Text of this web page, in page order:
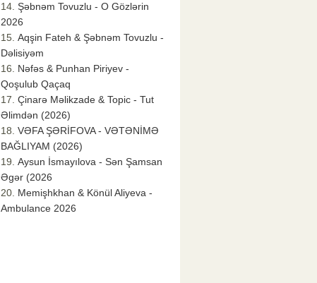
Şəbnəm Tovuzlu - O Gözlərin
2026
Aqşin Fateh & Şəbnəm Tovuzlu -
Dəlisiyəm
Nəfəs & Punhan Piriyev -
Qoşulub Qaçaq
Çinarə Məlikzade & Topic - Tut
Əlimdən (2026)
VƏFA ŞƏRİFOVA - VƏTƏNİMƏ
BAĞLIYAM (2026)
Aysun İsmayılova - Sən Şamsan
Əgər (2026
Memişhkhan & Könül Aliyeva -
Ambulance 2026